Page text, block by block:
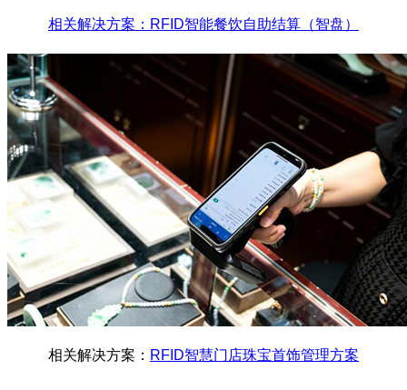
相关解决方案：RFID智能餐饮自助结算（智盘）
相关解决方案： RFID智慧门店珠宝首饰管理方案